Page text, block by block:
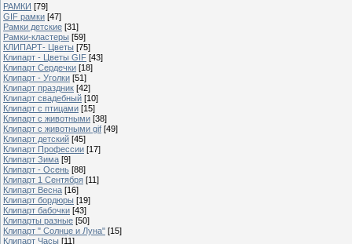
РАМКИ [79]
GIF рамки [47]
Рамки детские [31]
Рамки-кластеры [59]
КЛИПАРТ- Цветы [75]
Клипарт - Цветы GIF [43]
Клипарт Сердечки [18]
Клипарт - Уголки [51]
Клипарт праздник [42]
Клипарт свадебный [10]
Клипарт с птицами [15]
Клипарт с животными [38]
Клипарт с животными gif [49]
Клипарт детский [45]
Клипарт Профессии [17]
Клипарт Зима [9]
Клипарт - Осень [88]
Клипарт 1 Сентября [11]
Клипарт Весна [16]
Клипарт бордюры [19]
Клипарт бабочки [43]
Клипарты разные [50]
Клипарт " Солнце и Луна" [15]
Клипарт Часы [11]